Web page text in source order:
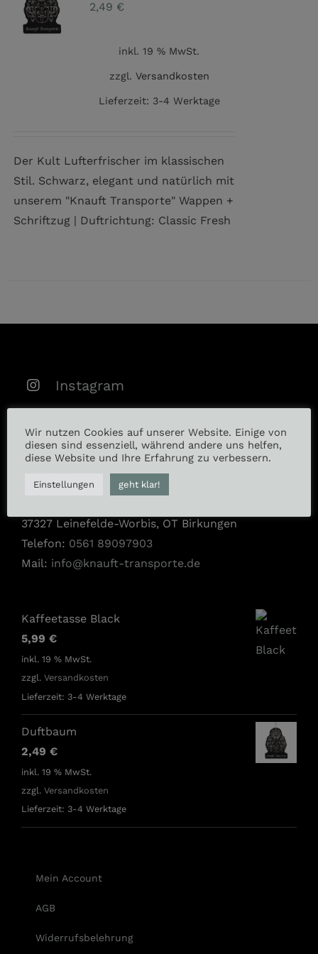
2,49 €
inkl. 19 % MwSt.
zzgl. Versandkosten
Lieferzeit: 3-4 Werktage
Der Kult Lufterfrischer im klassischen
Stil. Schwarz, elegant und natürlich mit
unserem "Knauft Transporte" Wappen +
Schriftzug | Duftrichtung: Classic Fresh
Instagram
RKT Knauft Transporte GmbH
37327 Leinefelde-Worbis, OT Birkungen
Telefon: 0561 89097903
Mail: info@knauft-transporte.de
Kaffeetasse Black
5,99 €
inkl. 19 % MwSt.
zzgl. Versandkosten
Lieferzeit: 3-4 Werktage
Duftbaum
2,49 €
inkl. 19 % MwSt.
zzgl. Versandkosten
Lieferzeit: 3-4 Werktage
Mein Account
AGB
Widerrufsbelehrung
Wir nutzen Cookies auf unserer Website. Einige von
diesen sind essenziell, während andere uns helfen,
diese Website und Ihre Erfahrung zu verbessern.
Einstellungen geht klar!